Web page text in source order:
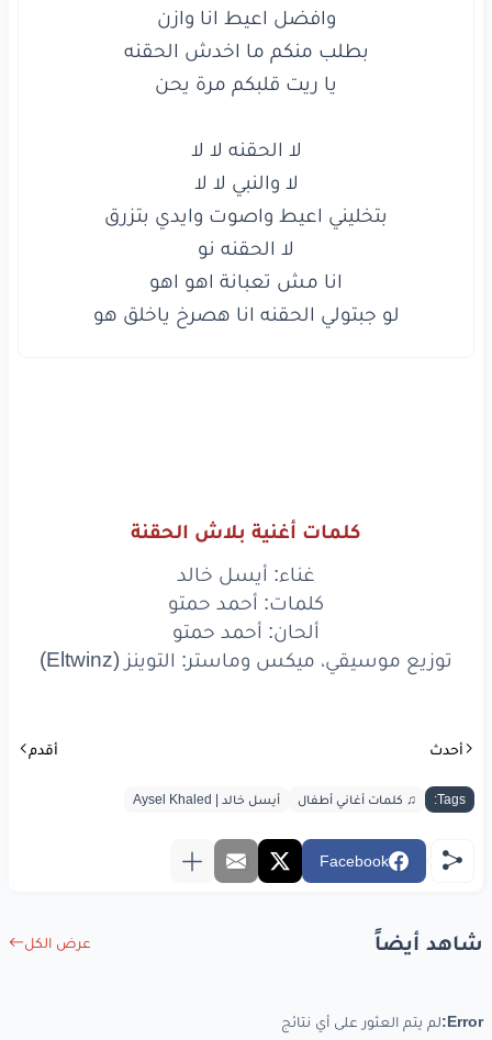
بتخليني اعيطواصوت
وايدي بتزرق
مش تعبانةاهو
لوجبتوليالحقنه
هصرخياخلق
لو جبتولي الحقنه انا هصرخ ياخلق هو
كلمات أغنية بلاش الحقنة
غناء: أيسل خالد
كلمات: أحمد حمتو
ألحان: أحمد حمتو
توزيع موسيقي، ميكس وماستر: التوينز (Eltwinz)
أحدث أقدم
Tags: ♫ كلمات أغاني أطفال أيسل خالد | Aysel Khaled
Facebook
شاهد أيضاً عرض الكل
Error: لم يتم العثور على أي نتائج